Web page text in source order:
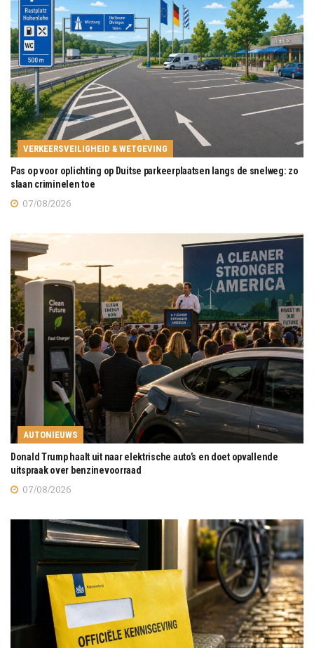
VERKEERSVEILIGHEID & WETGEVING
Pas op voor oplichting op Duitse parkeerplaatsen langs de snelweg: zo
slaan criminelen toe
07/08/2026
AUTONIEUWS
Donald Trump haalt uit naar elektrische auto’s en doet opvallende
uitspraak over benzinevoorraad
07/08/2026